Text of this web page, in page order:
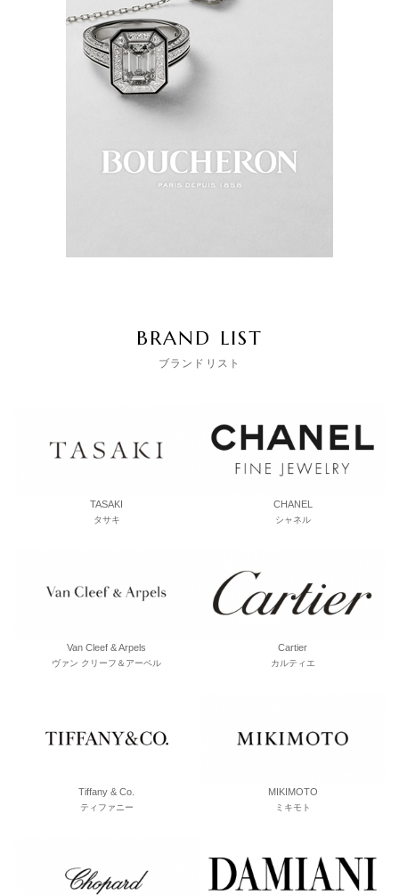
BRAND LIST
ブランドリスト
TASAKI
タサキ
CHANEL
シャネル
Van Cleef & Arpels
ヴァン クリーフ＆アーペル
Cartier
カルティエ
Tiffany & Co.
ティファニー
MIKIMOTO
ミキモト